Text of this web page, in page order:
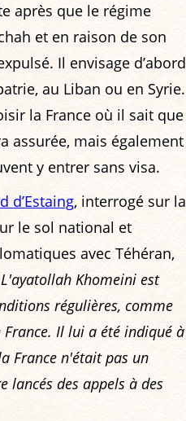
après que le régime
et en raison de son
Il envisage d’abord
au Liban ou en Syrie.
la France où il sait que
assurée, mais également
y entrer sans visa.
d’Estaing, interrogé sur la
le sol national et
avec Téhéran,
Khomeini est
régulières, comme
Il lui a été indiqué à
France n'était pas un
lancés des appels à des